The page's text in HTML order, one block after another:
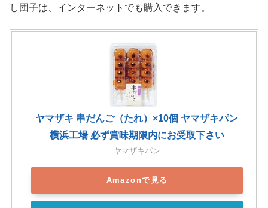
し団子は、インターネットでも購入できます。
ヤマザキ 串だんご（たれ）×10個 ヤマザキパン
横浜工場 必ず賞味期限内にお受取下さい
ヤマザキパン
Amazonで見る